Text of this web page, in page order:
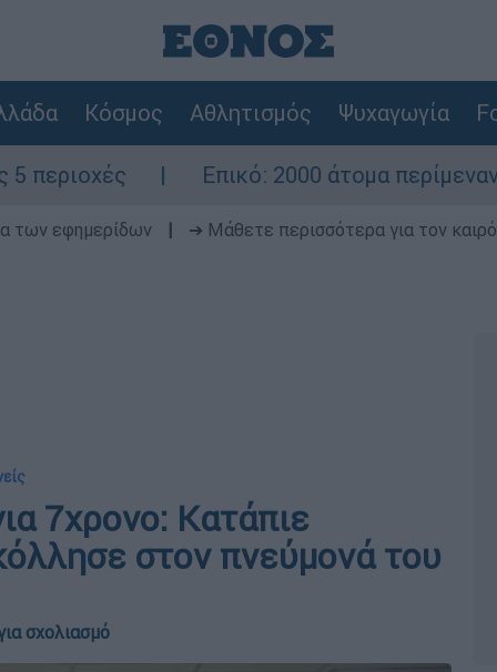
Κόσμος Αθλητισμός Ψυχαγωγία
Επικό: 2000 άτομα περίμεναν τον γάμο
των εφημερίδων ➔ Μάθετε περισσότερα για τον
7χρονο: Κατάπιε
στον πνεύμονά του
σχολιασμό